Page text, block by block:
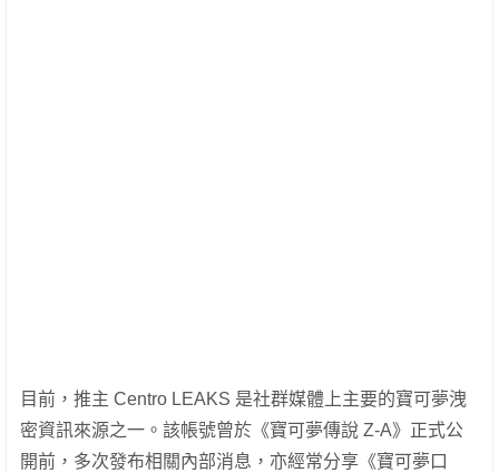
目前，推主 Centro LEAKS 是社群媒體上主要的寶可夢洩
密資訊來源之一。該帳號曾於《寶可夢傳說 Z-A》正式公
開前，多次發布相關內部消息，亦經常分享《寶可夢口